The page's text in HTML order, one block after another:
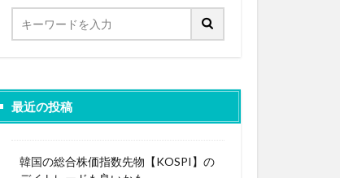
最近の投稿
韓国の総合株価指数先物【KOSPI】の